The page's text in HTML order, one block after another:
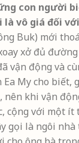
con
vô giá đối
Buk) mới
xở đủ
vận động và
My cho
khi vận
với một
gọi là ngôi